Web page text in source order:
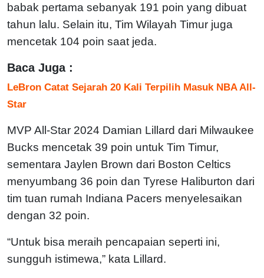
babak pertama sebanyak 191 poin yang dibuat
tahun lalu. Selain itu, Tim Wilayah Timur juga
mencetak 104 poin saat jeda.
Baca Juga :
LeBron Catat Sejarah 20 Kali Terpilih Masuk NBA All-
Star
MVP All-Star 2024 Damian Lillard dari Milwaukee
Bucks mencetak 39 poin untuk Tim Timur,
sementara Jaylen Brown dari Boston Celtics
menyumbang 36 poin dan Tyrese Haliburton dari
tim tuan rumah Indiana Pacers menyelesaikan
dengan 32 poin.
“Untuk bisa meraih pencapaian seperti ini,
sungguh istimewa,” kata Lillard.